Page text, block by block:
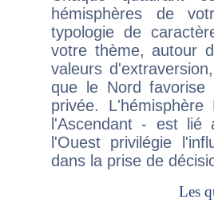
hémisphères de
typologie de
votre thème, autour
valeurs
que le Nord favorise
privée.
l'Ascendant - est
l'Ouest privilégie
dans la prise de